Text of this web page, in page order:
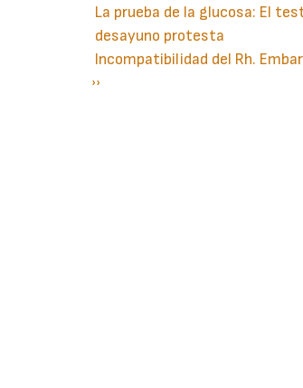
La prueba de la glucosa: El
desayuno protesta
Incompatibilidad del Rh.
Paginación
Siguiente
››